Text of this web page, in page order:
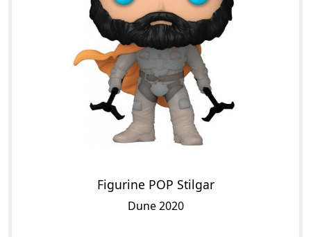
Figurine POP Stilgar
Dune 2020